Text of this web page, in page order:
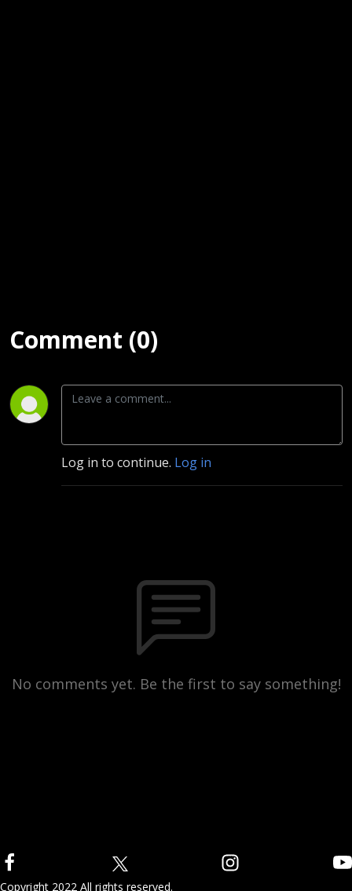
Comment (0)
Log in to continue. Log in
No comments yet. Be the first to say something!
Copyright 2022 All rights reserved.